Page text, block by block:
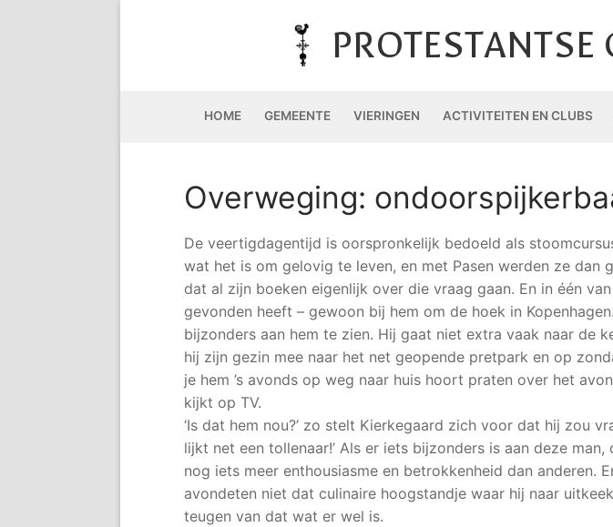
PROTESTANTSE
HOME GEMEENTE VIERINGEN ACTIVITEITEN EN CLUBS
Overweging:
De veertigdagentijd is oorspronkelijk bedoeld als
wat het is om gelovig te leven, en met Pasen werden ze
dat al zijn boeken eigenlijk over die vraag gaan. En in één
gevonden heeft – gewoon bij hem om de hoek in
bijzonders aan hem te zien. Hij gaat niet extra vaak naar de
hij zijn gezin mee naar het net geopende pretpark en op
je hem ’s avonds op weg naar huis hoort praten over het
kijkt op TV.
‘Is dat hem nou?’ zo stelt Kierkegaard zich voor dat hij zou
lijkt net een tollenaar!’ Als er iets bijzonders is aan deze
nog iets meer enthousiasme en betrokkenheid dan anderen.
avondeten niet dat culinaire hoogstandje waar hij naar
teugen van dat wat er wel is.